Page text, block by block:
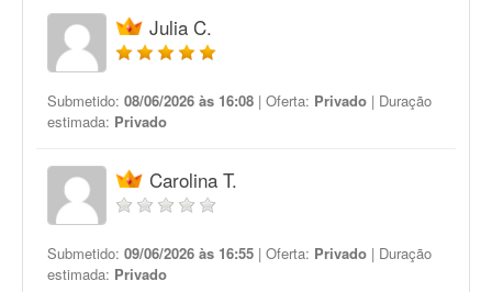
Julia C.
Submetido: 08/06/2026 às 16:08 | Oferta: Privado | Duração
estimada: Privado
Carolina T.
Submetido: 09/06/2026 às 16:55 | Oferta: Privado | Duração
estimada: Privado